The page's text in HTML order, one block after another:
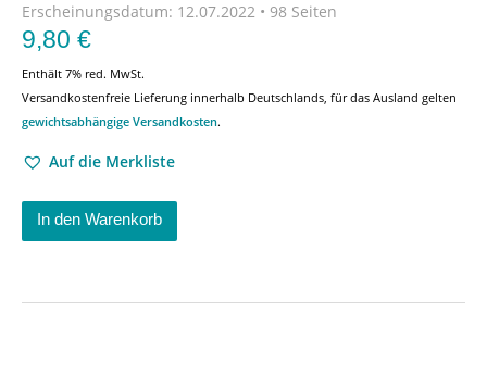
Erscheinungsdatum: 12.07.2022 • 98 Seiten
9,80 €
Enthält 7% red. MwSt.
Versandkostenfreie Lieferung innerhalb Deutschlands, für das Ausland gelten
gewichtsabhängige Versandkosten.
Auf die Merkliste
In den Warenkorb